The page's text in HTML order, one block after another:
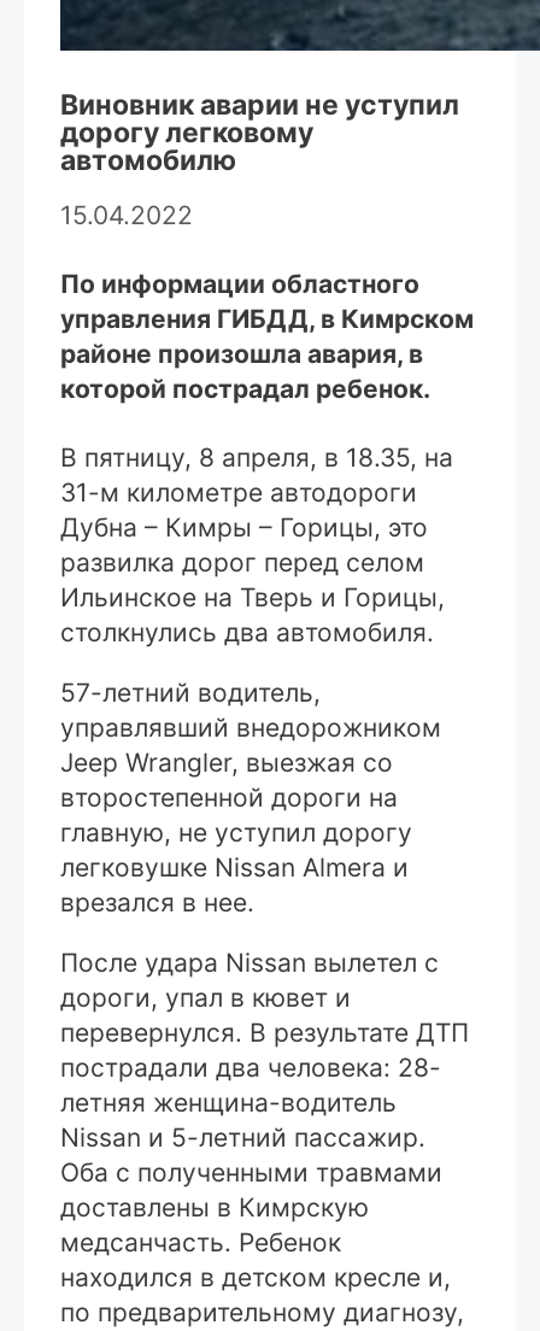
Виновник аварии не уступил
дорогу легковому
автомобилю
15.04.2022
По информации областного
управления ГИБДД, в Кимрском
районе произошла авария, в
которой пострадал ребенок.
В пятницу, 8 апреля, в 18.35, на
31-м километре автодороги
Дубна – Кимры – Горицы, это
развилка дорог перед селом
Ильинское на Тверь и Горицы,
столкнулись два автомобиля.
57-летний водитель,
управлявший внедорожником
Jeep Wrangler, выезжая со
второстепенной дороги на
главную, не уступил дорогу
легковушке Nissan Almera и
врезался в нее.
После удара Nissan вылетел с
дороги, упал в кювет и
перевернулся. В результате ДТП
пострадали два человека: 28-
летняя женщина-водитель
Nissan и 5-летний пассажир.
Оба с полученными травмами
доставлены в Кимрскую
медсанчасть. Ребенок
находился в детском кресле и,
по предварительному диагнозу,